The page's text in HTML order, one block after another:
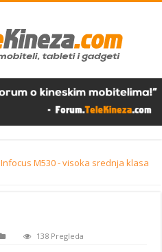
Infocus M530 - visoka srednja klasa
138 Pregleda